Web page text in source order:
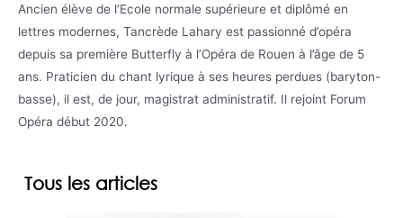
Ancien élève de l’Ecole normale supérieure et diplômé en
lettres modernes, Tancrède Lahary est passionné d’opéra
depuis sa première Butterfly à l’Opéra de Rouen à l’âge de 5
ans. Praticien du chant lyrique à ses heures perdues (baryton-
basse), il est, de jour, magistrat administratif. Il rejoint Forum
Opéra début 2020.
Tous les articles